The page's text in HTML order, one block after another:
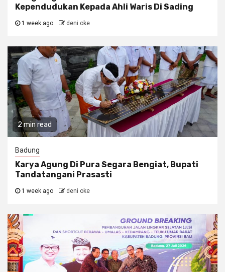
Kependudukan Kepada Ahli Waris Di Sading
1 week ago deni oke
2 min read
Badung
Karya Agung Di Pura Segara Bengiat, Bupati
Tandatangani Prasasti
1 week ago deni oke